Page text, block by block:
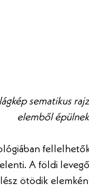
sematikus
elemből
A földi
ötödik